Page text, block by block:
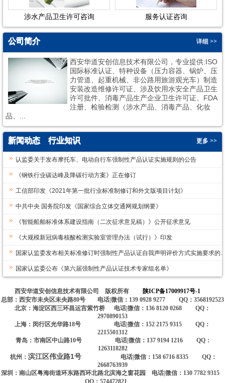
2
涉水产品卫生许可咨询 服务认证咨询
公司简介 详细 >>
西安华道安创信息技术有限公司，专业提供:ISO
国际标准认证、特种设备（压力容器、锅炉、压
力管道、起重机械、非公路用旅游观光车）制造
安装改造维修许可证、涉及饮用水安全产品卫生
许可批件、消毒产品生产企业卫生许可证、FDA
注册、检验检测（涉水产品、消毒产品、化妆
品、...
新闻动态 行业知识 更多 >>
认监委关于发布摩托车、电动自行车强制性产品认证实施规则的公告
《钢铁行业碳达峰及降碳行动方案》正在修订
工信部印发《2021年第一批行业标准制修订和外文版项目计划》
中共中央 国务院印发《国家综合立体交通网规划纲要》
《智能船舶标准体系建设指南（二次征求意见稿）》公开征求意见
《大规模新冠病毒核酸检测实验室管理办法（试行）》印发
国家认监委发布相关标准修订时强制性产品认证自我
国家认监委公布《第六届强制性产品认证技术专家组名单》
西安华道安创信息技术有限公司 版权所有
陕ICP备17009917号-1
总部：西安市未央区未央路80号 电话|微信：139 0928 9277 QQ：3568192523
北京：海淀区西三环昌运宫紫竹桥 电话|微信：136 8120 0268 QQ：
2970890153
上海：闵行区光华路18号 电话|微信：152 2175 9315 QQ：
2215501312
青岛：市南区中山路10号 电话|微信：137 9194 1216 QQ：
1263118282
杭州： 滨江区伟业路1号
电话|微信：158 6716 8335 QQ：
2668763939
深圳：南山区粤海街道环东路西环北路北滨海之窗花园 电话|微信：130 7782 9315
QQ：574472821